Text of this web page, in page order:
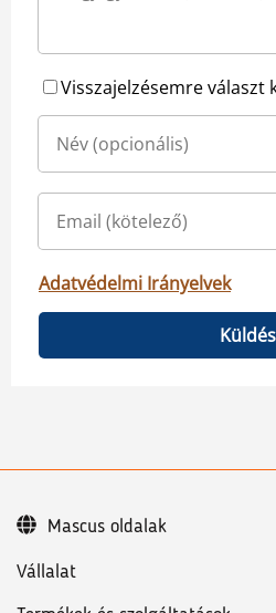
Visszajelzésemre választ
Adatvédelmi Irányelvek
Küldés
Vállalat
Mascus oldalak